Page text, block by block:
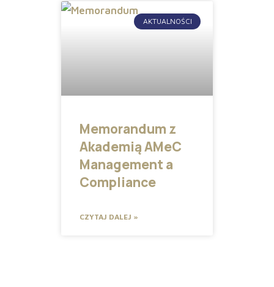
AKTUALNOŚCI
Memorandum z
Akademią AMeC
Management a
Compliance
CZYTAJ DALEJ »